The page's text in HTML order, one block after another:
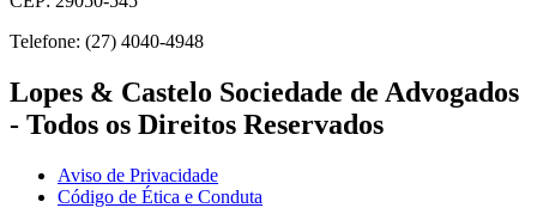
Telefone: (27) 4040-4948
Lopes & Castelo Sociedade de Advogados
- Todos os Direitos Reservados
Aviso de Privacidade
Código de Ética e Conduta